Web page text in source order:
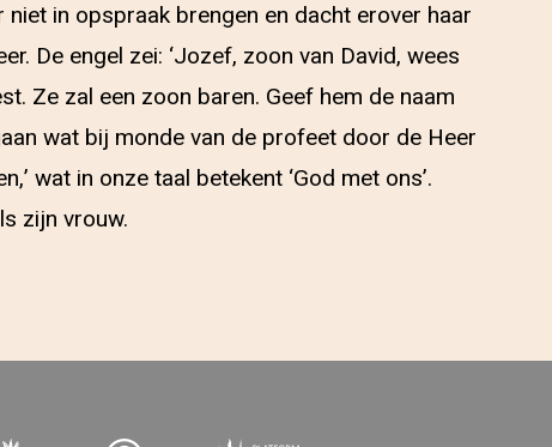
in opspraak brengen en dacht erover haar
De engel zei: ‘Jozef, zoon van David, wees
Ze zal een zoon baren. Geef hem de naam
wat bij monde van de profeet door de Heer
wat in onze taal betekent ‘God met ons’.
zijn vrouw.